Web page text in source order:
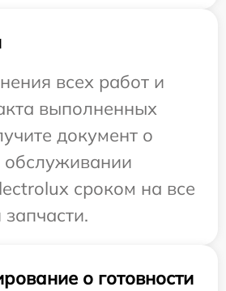
всех работ и
выполненных
документ о
обслуживании
сроком на все
о готовности